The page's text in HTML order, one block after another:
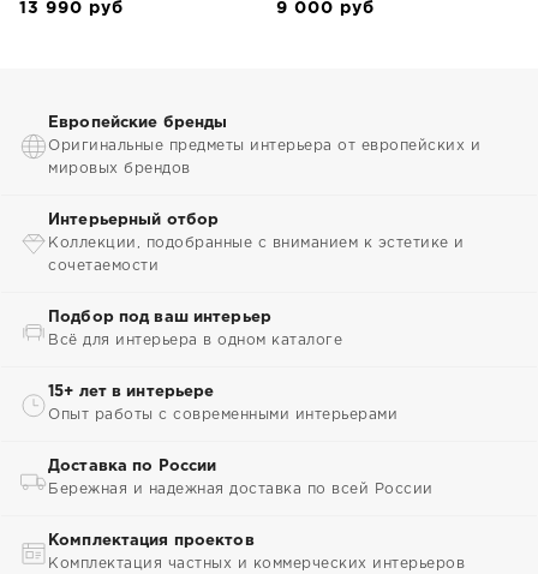
13 990 руб 9 000 руб
Европейские бренды
Оригинальные предметы интерьера от европейских и
мировых брендов
Интерьерный отбор
Коллекции, подобранные с вниманием к эстетике и
сочетаемости
Подбор под ваш интерьер
Всё для интерьера в одном каталоге
15+ лет в интерьере
Опыт работы с современными интерьерами
Доставка по России
Бережная и надежная доставка по всей России
Комплектация проектов
Комплектация частных и коммерческих интерьеров